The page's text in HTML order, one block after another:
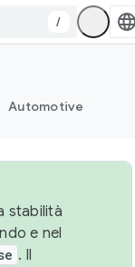
/
Automotive
stabilità
e nel
. Il